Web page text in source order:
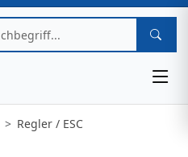
Regler / ESC